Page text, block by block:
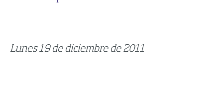
Lunes 19 de diciembre de 2011